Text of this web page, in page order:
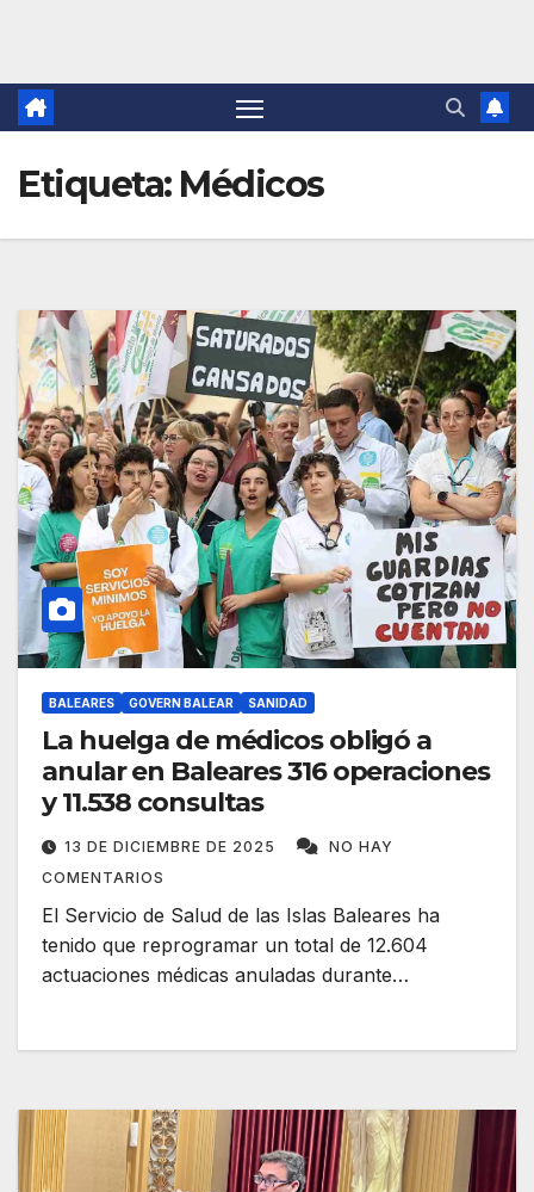
Etiqueta: Médicos
BALEARES GOVERN BALEAR SANIDAD
La huelga de médicos obligó a
anular en Baleares 316 operaciones
y 11.538 consultas
13 DE DICIEMBRE DE 2025
NO HAY
COMENTARIOS
El Servicio de Salud de las Islas Baleares ha
tenido que reprogramar un total de 12.604
actuaciones médicas anuladas durante…